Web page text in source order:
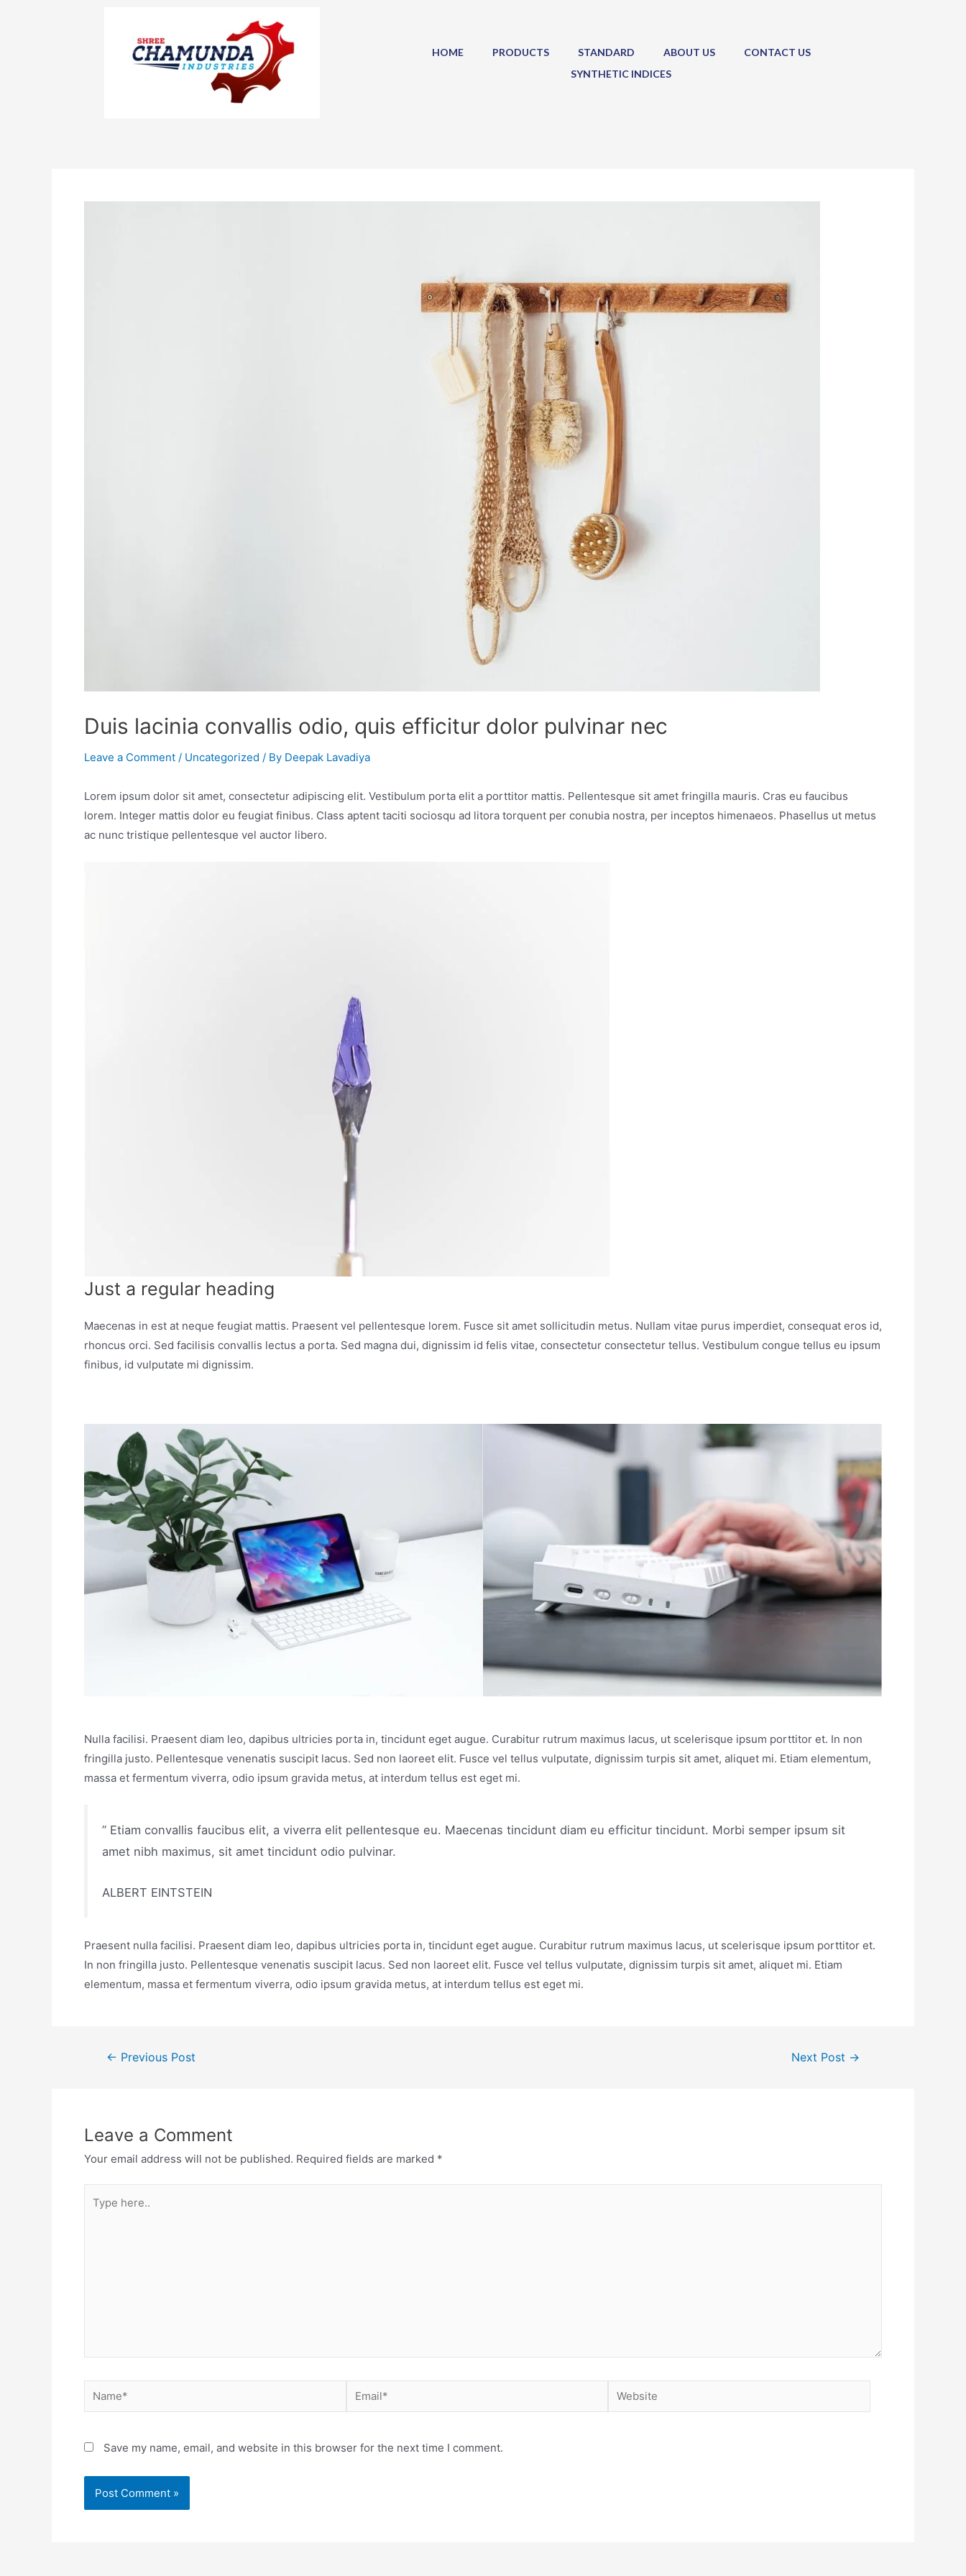
HOME PRODUCTS STANDARD ABOUT US
CONTACT US
SYNTHETIC INDICES
Duis lacinia convallis odio, quis efficitur dolor pulvinar nec
Leave a Comment / Uncategorized / By Deepak Lavadiya
Lorem ipsum dolor sit amet, consectetur adipiscing elit. Vestibulum porta elit a porttitor mattis. Pellentesque sit amet fringilla mauris. Cras eu faucibus
lorem. Integer mattis dolor eu feugiat finibus. Class aptent taciti sociosqu ad litora torquent per conubia nostra, per inceptos himenaeos. Phasellus ut metus
ac nunc tristique pellentesque vel auctor libero.
Just a regular heading
Maecenas in est at neque feugiat mattis. Praesent vel pellentesque lorem. Fusce sit amet sollicitudin metus. Nullam vitae purus imperdiet, consequat eros id,
rhoncus orci. Sed facilisis convallis lectus a porta. Sed magna dui, dignissim id felis vitae, consectetur consectetur tellus. Vestibulum congue tellus eu ipsum
finibus, id vulputate mi dignissim.
Nulla facilisi. Praesent diam leo, dapibus ultricies porta in, tincidunt eget augue. Curabitur rutrum maximus lacus, ut scelerisque ipsum porttitor et. In non
fringilla justo. Pellentesque venenatis suscipit lacus. Sed non laoreet elit. Fusce vel tellus vulputate, dignissim turpis sit amet, aliquet mi. Etiam elementum,
massa et fermentum viverra, odio ipsum gravida metus, at interdum tellus est eget mi.
” Etiam convallis faucibus elit, a viverra elit pellentesque eu. Maecenas tincidunt diam eu efficitur tincidunt. Morbi semper ipsum sit
amet nibh maximus, sit amet tincidunt odio pulvinar.
ALBERT EINTSTEIN
Praesent nulla facilisi. Praesent diam leo, dapibus ultricies porta in, tincidunt eget augue. Curabitur rutrum maximus lacus, ut scelerisque ipsum porttitor et.
In non fringilla justo. Pellentesque venenatis suscipit lacus. Sed non laoreet elit. Fusce vel tellus vulputate, dignissim turpis sit amet, aliquet mi. Etiam
elementum, massa et fermentum viverra, odio ipsum gravida metus, at interdum tellus est eget mi.
← Previous Post Next Post →
Leave a Comment
Your email address will not be published. Required fields are marked *
Save my name, email, and website in this browser for the next time I comment.